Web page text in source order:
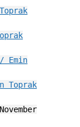
Emin
Toprak
November